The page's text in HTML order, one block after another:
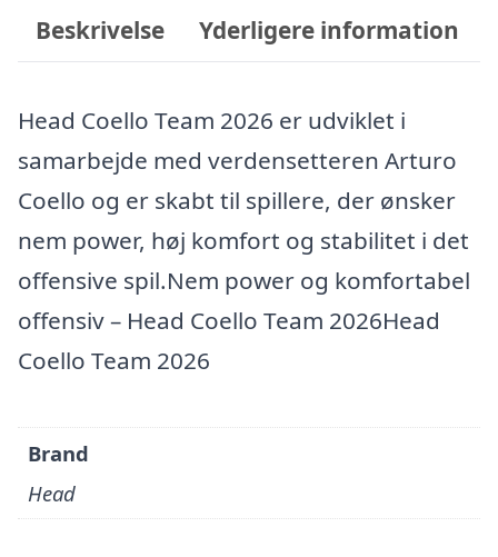
Beskrivelse Yderligere information
Head Coello Team 2026 er udviklet i
samarbejde med verdensetteren Arturo
Coello og er skabt til spillere, der ønsker
nem power, høj komfort og stabilitet i det
offensive spil.Nem power og komfortabel
offensiv – Head Coello Team 2026Head
Coello Team 2026
Brand
Head